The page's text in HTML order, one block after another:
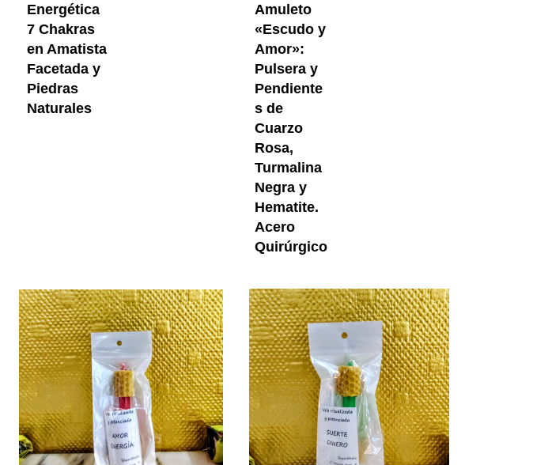
Energética
7 Chakras
en Amatista
Facetada y
Piedras
Naturales
Amuleto
«Escudo y
Amor»:
Pulsera y
Pendiente
s de
Cuarzo
Rosa,
Turmalina
Negra y
Hematite.
Acero
Quirúrgico
Vela De Miel Y Azul Estudios Y ProyectosVela Roja Ritualizada Y Potenciada Con Miel Amor Y